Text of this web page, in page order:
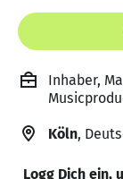
Inhaber,
Köln,
Logg Dich ein,